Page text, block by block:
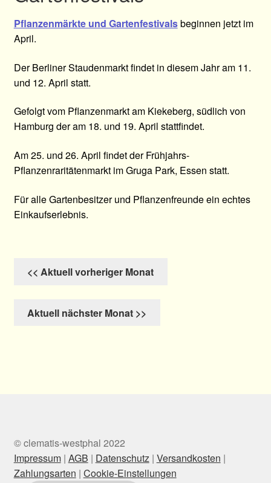
Pflanzenmärkte und Gartenfestivalsbeginnen jetzt im
April.
Der Berliner Staudenmarkt findet in diesem Jahr am 11.
und 12. April statt.
Gefolgt vom Pflanzenmarkt am Kiekeberg, südlich von
Hamburg der am 18. und 19. April stattfindet.
Am 25. und 26. April findet der Frühjahrs-
Pflanzenraritätenmarkt im Gruga Park, Essen statt.
Für alle Gartenbesitzer und Pflanzenfreunde ein echtes
Einkaufserlebnis.
<< Aktuell vorheriger Monat
Aktuell nächster Monat >>
© clematis-westphal 2022
Impressum| AGB | Datenschutz| Versandkosten |
Zahlungsarten | Cookie-Einstellungen